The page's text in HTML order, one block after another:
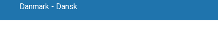
Danmark - Dansk